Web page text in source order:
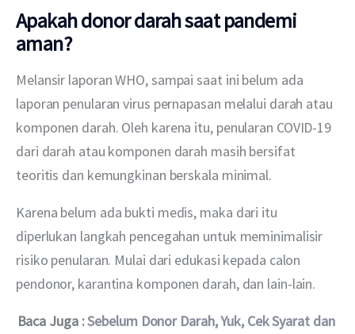
Apakah donor darah saat pandemi
aman?
Melansir laporan WHO, sampai saat ini belum ada
laporan penularan virus pernapasan melalui darah atau
komponen darah. Oleh karena itu, penularan COVID-19
dari darah atau komponen darah masih bersifat
teoritis dan kemungkinan berskala minimal.
Karena belum ada bukti medis, maka dari itu
diperlukan langkah pencegahan untuk meminimalisir
risiko penularan. Mulai dari edukasi kepada calon
pendonor, karantina komponen darah, dan lain-lain.
Baca Juga : Sebelum Donor Darah, Yuk, Cek Syarat dan